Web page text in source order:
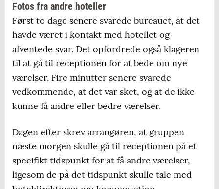
Fotos fra andre hoteller
Først to dage senere svarede bureauet, at det
havde været i kontakt med hotellet og
afventede svar. Det opfordrede også klageren
til at gå til receptionen for at bede om nye
værelser. Fire minutter senere svarede
vedkommende, at det var sket, og at de ikke
kunne få andre eller bedre værelser.
Dagen efter skrev arrangøren, at gruppen
næste morgen skulle gå til receptionen på et
specifikt tidspunkt for at få andre værelser,
ligesom de på det tidspunkt skulle tale med